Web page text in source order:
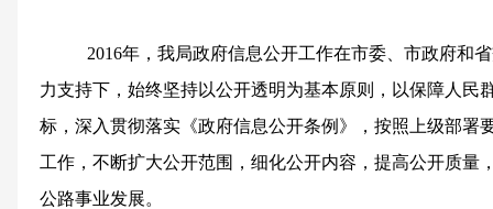
2016年，我局政府信息公开工作在市委、市政府和
力支持下，始终坚持以公开透明为基本原则，以保障人民
标，深入贯彻落实《政府信息公开条例》，按照上级部署
工作，不断扩大公开范围，细化公开内容，提高公开质量
公路事业发展。